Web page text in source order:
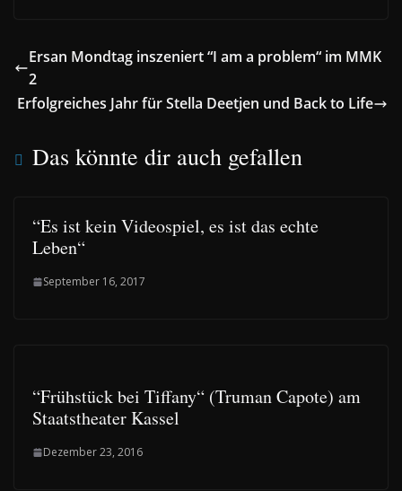
Ersan Mondtag inszeniert “I am a problem“ im MMK
2
Erfolgreiches Jahr für Stella Deetjen und Back to Life
Das könnte dir auch gefallen
“Es ist kein Videospiel, es ist das echte
Leben“
September 16, 2017
“Frühstück bei Tiffany“ (Truman Capote) am
Staatstheater Kassel
Dezember 23, 2016